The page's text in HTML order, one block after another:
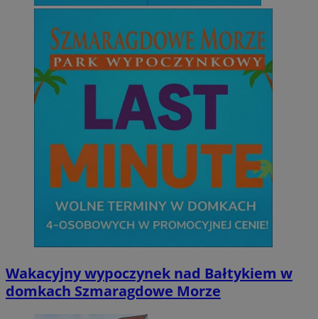
Wakacyjny wypoczynek nad Bałtykiem w
domkach Szmaragdowe Morze